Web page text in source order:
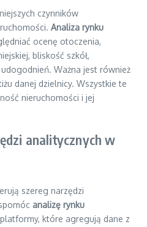
czynników
Analiza rynku
ocenę otoczenia,
bliskość szkół,
Ważna jest również
danej dzielnicy. Wszystkie te
nieruchomości i jej
analitycznych w
szereg narzędzi
analizę rynku
które agregują dane z